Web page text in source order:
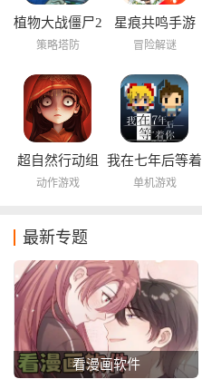
植物大战僵尸2
海底世界
策略塔防
星痕共鸣手游
冒险解谜
超自然行动组
动作游戏
我在七年后等着
你
单机游戏
最新专题
看漫画软件